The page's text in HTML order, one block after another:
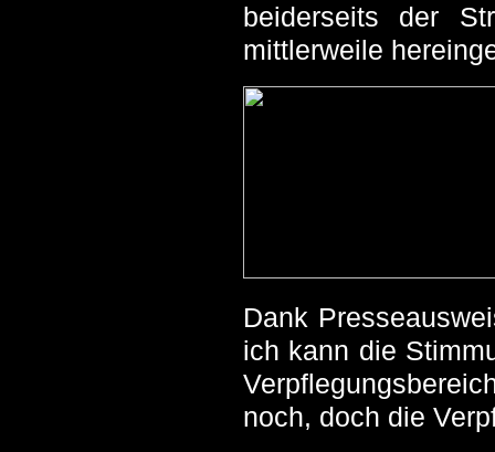
beiderseits der
mittlerweile
Dank
ich kann die
noch, doch die